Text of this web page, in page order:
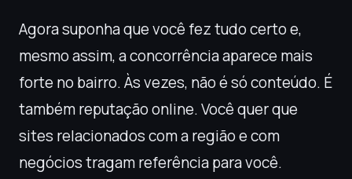
Agora suponha que você fez tudo certo e,
mesmo assim, a concorrência aparece mais
forte no bairro. Às vezes, não é só conteúdo. É
também reputação online. Você quer que
sites relacionados com a região e com
negócios tragam referência para você.